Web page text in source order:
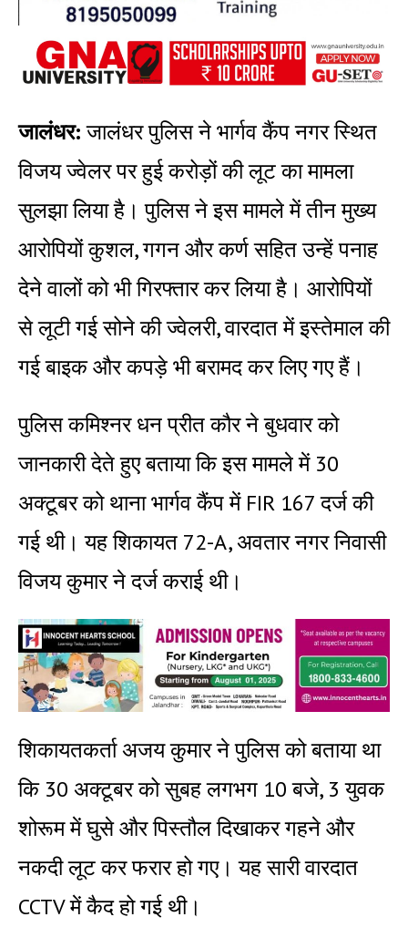
जालंधर:जालंधर पुलिस ने भार्गव कैंप नगर स्थित
विजय ज्वेलर पर हुई करोड़ों की लूट का मामला
सुलझा लिया है। पुलिस ने इस मामले में तीन मुख्य
आरोपियों कुशल, गगन और कर्ण सहित उन्हें पनाह
देने वालों को भी गिरफ्तार कर लिया है। आरोपियों
से लूटी गई सोने की ज्वेलरी, वारदात में इस्तेमाल की
गई बाइक और कपड़े भी बरामद कर लिए गए हैं।
पुलिस कमिश्नर धन प्रीत कौर ने बुधवार को
जानकारी देते हुए बताया कि इस मामले में 30
अक्टूबर को थाना भार्गव कैंप में FIR 167 दर्ज की
गई थी। यह शिकायत 72-A, अवतार नगर निवासी
विजय कुमार ने दर्ज कराई थी।
शिकायतकर्ता अजय कुमार ने पुलिस को बताया था
कि 30 अक्टूबर को सुबह लगभग 10 बजे, 3 युवक
शोरूम में घुसे और पिस्तौल दिखाकर गहने और
नकदी लूट कर फरार हो गए। यह सारी वारदात
CCTV में कैद हो गई थी।